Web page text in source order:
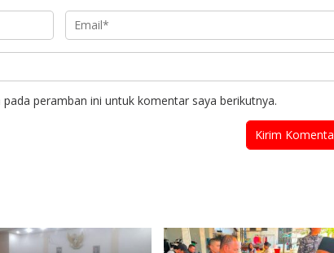
peramban ini untuk komentar saya berikutnya.